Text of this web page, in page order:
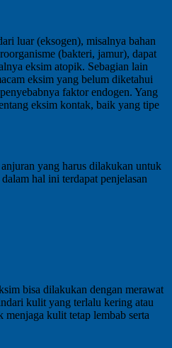
luar (eksogen), misalnya bahan
(bakteri, jamur), dapat
eksim atopik. Sebagian lain
eksim yang belum diketahui
faktor endogen. Yang
eksim kontak, baik yang tipe
yang harus dilakukan untuk
hal ini terdapat penjelasan
bisa dilakukan dengan merawat
kulit yang terlalu kering atau
menjaga kulit tetap lembab serta